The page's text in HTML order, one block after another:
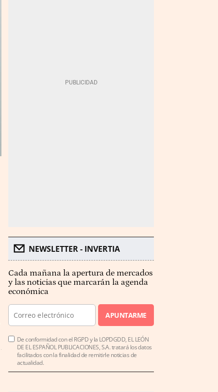
NEWSLETTER - INVERTIA
Cada mañana la apertura de mercados
y las noticias que marcarán la agenda
económica
APUNTARME
De conformidad con el RGPD y la LOPDGDD, EL LEÓN
DE EL ESPAÑOL PUBLICACIONES, S.A. tratará los datos
facilitados con la finalidad de remitirle noticias de
actualidad.